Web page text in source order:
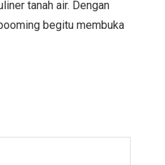
tanah air. Dengan
begitu membuka